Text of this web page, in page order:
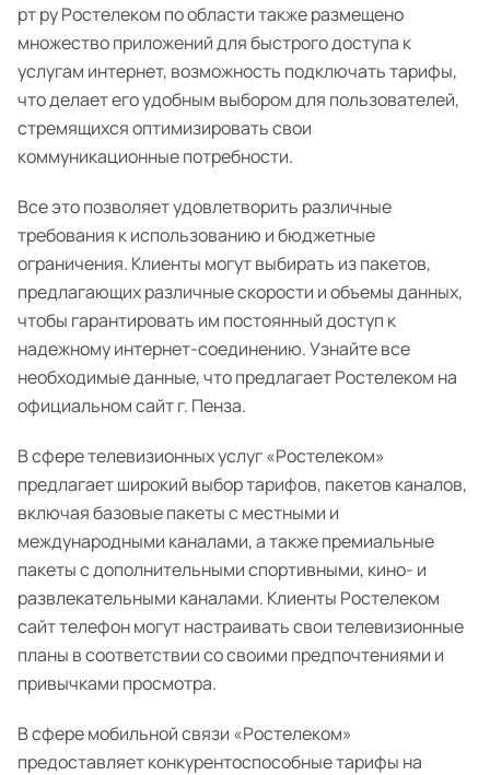
рт ру Ростелеком по области также размещено
множество приложений для быстрого доступа к
услугам интернет, возможность подключать тарифы,
что делает его удобным выбором для пользователей,
стремящихся оптимизировать свои
коммуникационные потребности.
Все это позволяет удовлетворить различные
требования к использованию и бюджетные
ограничения. Клиенты могут выбирать из пакетов,
предлагающих различные скорости и объемы данных,
чтобы гарантировать им постоянный доступ к
надежному интернет-соединению. Узнайте все
необходимые данные, что предлагает Ростелеком на
официальном сайт г. Пенза.
В сфере телевизионных услуг «Ростелеком»
предлагает широкий выбор тарифов, пакетов каналов,
включая базовые пакеты с местными и
международными каналами, а также премиальные
пакеты с дополнительными спортивными, кино- и
развлекательными каналами. Клиенты Ростелеком
сайт телефон могут настраивать свои телевизионные
планы в соответствии со своими предпочтениями и
привычками просмотра.
В сфере мобильной связи «Ростелеком»
предоставляет конкурентоспособные тарифы на